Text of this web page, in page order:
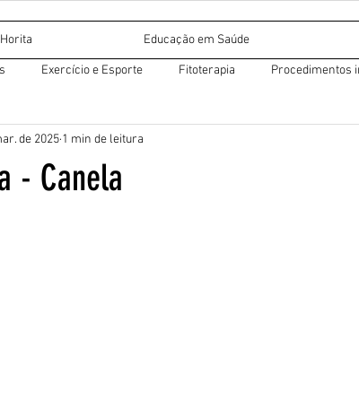
Educação em Saúde
Exercício e Esporte Fitoterapia Procedimentos
Dietética chinesa
- Canela
de 2025 1 min de leitura